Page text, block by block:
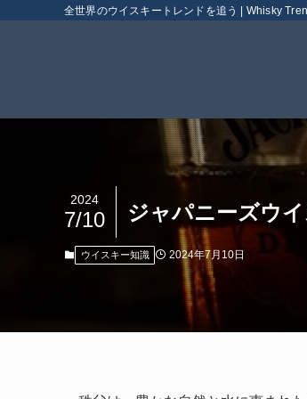
全世界のウイスキートレンドを追う | Whisky
ジャパニーズウ
2024
7/10
ウイスキー知識 2024年7月10日